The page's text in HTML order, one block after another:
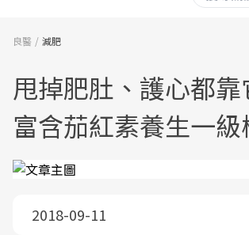
良醫 減肥
甩掉肥肚、護心都
富含茄紅素養生一級
2018-09-11